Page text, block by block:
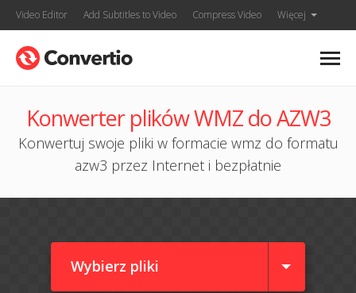
Video Editor Add Subtitles to Video Compress Video Więcej
Konwerter plików WMZ do AZW3
Konwertuj swoje pliki w formacie wmz do formatu
azw3 przez Internet i bezpłatnie
Wybierz pliki